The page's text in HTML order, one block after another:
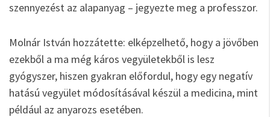
szennyezést az alapanyag – jegyezte meg a professzor.
Molnár István hozzátette: elképzelhető, hogy a jövőben
ezekből a ma még káros vegyületekből is lesz
gyógyszer, hiszen gyakran előfordul, hogy egy negatív
hatású vegyület módosításával készül a medicina, mint
például az anyarozs esetében.